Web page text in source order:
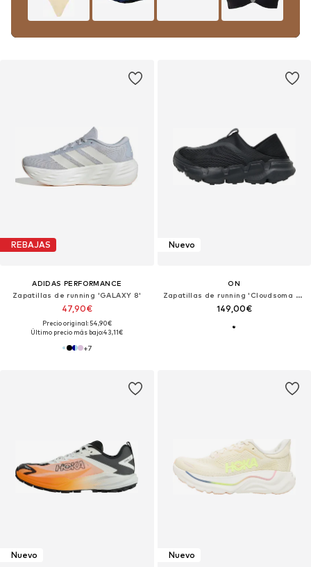
REBAJAS
ADIDAS PERFORMANCE
Zapatillas de running 'GALAXY 8'
47,90€
Precio original: 54,90€
Último precio más bajo:43,11€
+7
Nuevo
ON
Zapatillas de running 'Cloudsoma Moc'
149,00€
Nuevo Nuevo